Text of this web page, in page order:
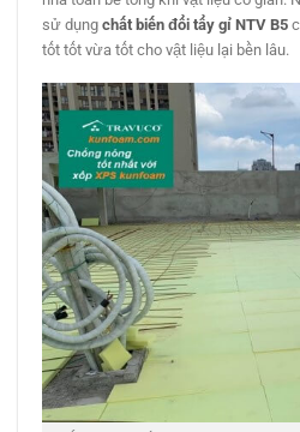
sử dụngchất biến đổi tẩy gỉ NTV B5
tốt tốt vừa tốt cho vật liệu lại bền lâu.